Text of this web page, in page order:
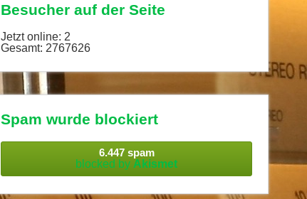
Besucher auf der Seite
Jetzt online: 2
Gesamt: 2767626
Spam wurde blockiert
6.447 spam
blocked by Akismet